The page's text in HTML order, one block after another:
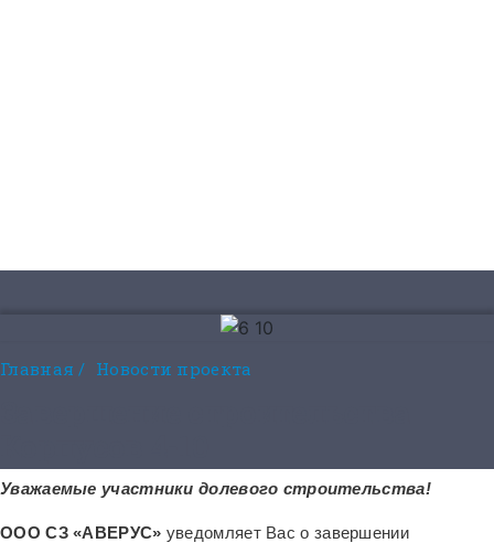
Главная/ Новости проекта
Уважаемые участники долевого строительства!
ООО СЗ «АВЕРУС» уведомляет Вас о завершении